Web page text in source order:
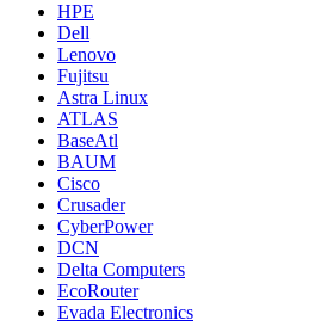
HPE
Dell
Lenovo
Fujitsu
Astra Linux
ATLAS
BaseAtl
BAUM
Cisco
Crusader
CyberPower
DCN
Delta Computers
EcoRouter
Evada Electronics